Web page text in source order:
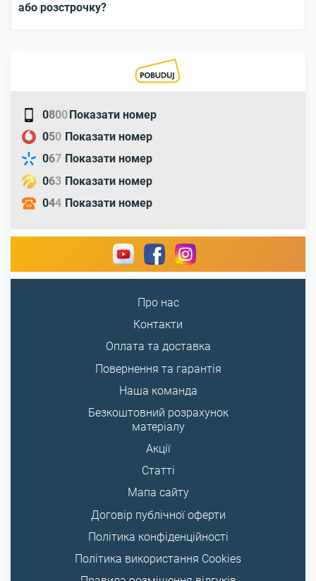
або розстрочку?
0800Показати номер
050 Показати номер
067 Показати номер
063 Показати номер
044 Показати номер
Про нас
Контакти
Оплата та доставка
Повернення та гарантія
Наша команда
Безкоштовний розрахунок
матеріалу
Акції
Статті
Мапа сайту
Договір публічної оферти
Політика конфіденційності
Політика використання Cookies